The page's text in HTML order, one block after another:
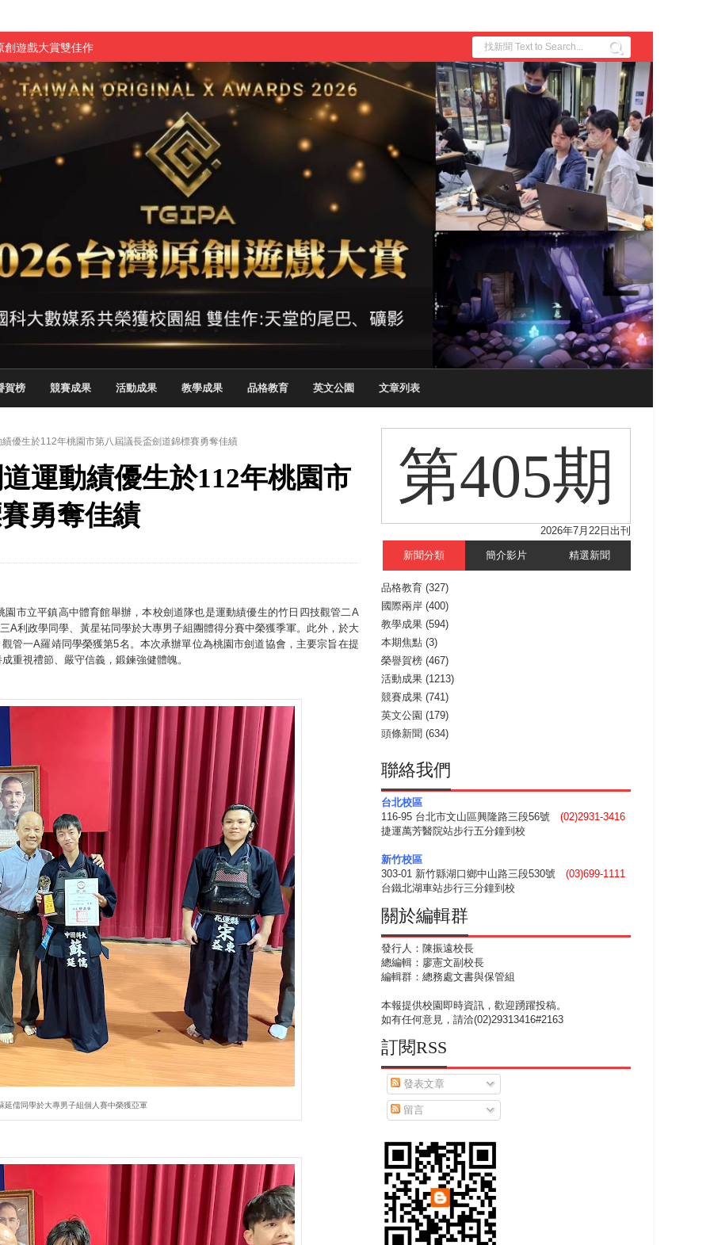
創遊戲大賞雙佳作
專廣播詞競賽英文組佳作
型與數位正義
比賽」成績出爐
」 點亮智慧金融時代的跨域新局
影展最高榮譽白金獎
實務專題競賽第一名
2026 TSID 提出具體舊建築再利用提案
校院電腦動畫競賽嶄露頭角
大雙校區學生會全國賽勇奪佳績
與「Wwise」雙認證
飲管家獲全國第二名
青年學子溫馨對談 傳遞品格與智慧力量
生蛻變成金融新星
燃爆傳統與現代
賀榜 競賽成果 活動成果 教學成果 品格教育 英文公園 文章列表
優生於112年桃園市第八屆議長盃劍道錦標賽勇奪佳績
運動績優生於112年桃園市
勇奪佳績
市立平鎮高中體育館舉辦，本校劍道隊也是運動績優生的竹日四技觀管二A
A利政學同學、黃星祐同學於大專男子組團體得分賽中榮獲季軍。此外，於大
管一A羅靖同學榮獲第5名。本次承辦單位為桃園市劍道協會，主要宗旨在提
重視禮節、嚴守信義，鍛鍊強健體魄。
延儒同學於大專男子組個人賽中榮獲亞軍
第405期
2026年7月22日出刊
新聞分類 簡介影片 精選新聞
品格教育 (327)
國際兩岸 (400)
教學成果 (594)
本期焦點 (3)
榮譽賀榜 (467)
活動成果 (1213)
競賽成果 (741)
英文公園 (179)
頭條新聞 (634)
聯絡我們
台北校區
116-95 台北市文山區興隆路三段56號 (02)2931-3416
捷運萬芳醫院站步行五分鐘到校
新竹校區
303-01 新竹縣湖口鄉中山路三段530號 (03)699-1111
台鐵北湖車站步行三分鐘到校
關於編輯群
發行人：陳振遠校長
總編輯：廖憲文副校長
編輯群：總務處文書與保管組
本報提供校園即時資訊，歡迎踴躍投稿。
如有任何意見，請洽(02)29313416#2163
訂閱RSS
發表文章
留言